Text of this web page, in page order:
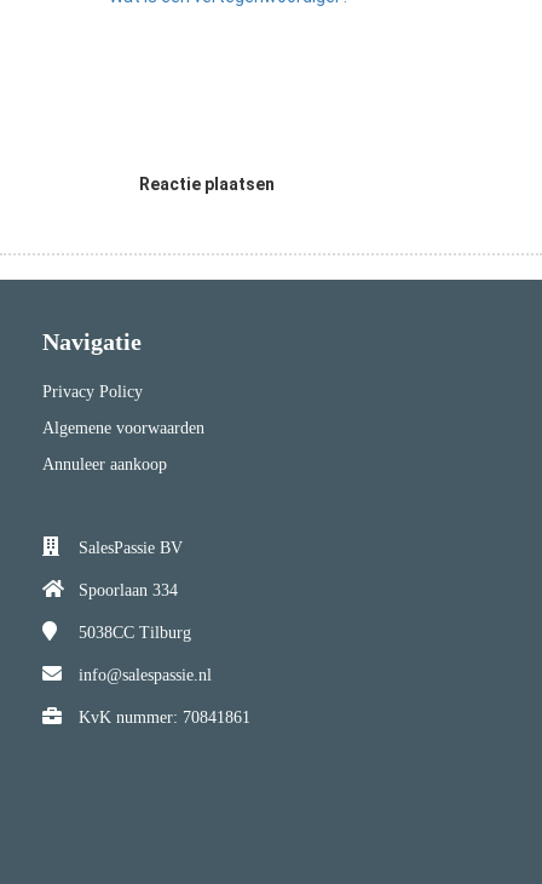
Reactie plaatsen
Navigatie
Privacy Policy
Algemene voorwaarden
Annuleer aankoop
SalesPassie BV
Spoorlaan 334
5038CC Tilburg
info@salespassie.nl
KvK nummer: 70841861